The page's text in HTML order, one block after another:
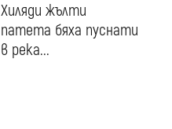
Хиляди жълти
патета бяха пуснати
в река...